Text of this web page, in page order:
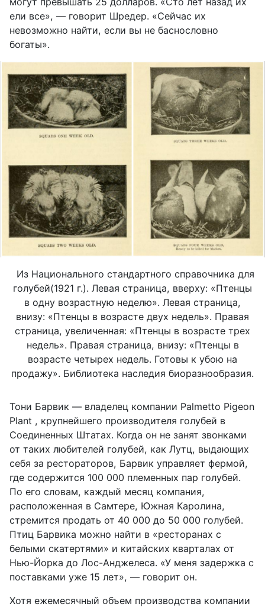
ели все», — говорит Шредер. «Сейчас их
невозможно найти, если вы не баснословно
богаты».
Из Национального стандартного справочника для
голубей(1921 г.). Левая страница, вверху: «Птенцы
в одну возрастную неделю». Левая страница,
внизу: «Птенцы в возрасте двух недель». Правая
страница, увеличенная: «Птенцы в возрасте трех
недель». Правая страница, внизу: «Птенцы в
возрасте четырех недель. Готовы к убою на
продажу». Библиотека наследия биоразнообразия.
Тони Барвик — владелец компании Palmetto Pigeon
Plant , крупнейшего производителя голубей в
Соединенных Штатах. Когда он не занят звонками
от таких любителей голубей, как Лутц, выдающих
себя за рестораторов, Барвик управляет фермой,
где содержится 100 000 племенных пар голубей.
По его словам, каждый месяц компания,
расположенная в Самтере, Южная Каролина,
стремится продать от 40 000 до 50 000 голубей.
Птиц Барвика можно найти в «ресторанах с
белыми скатертями» и китайских кварталах от
Нью-Йорка до Лос-Анджелеса. «У меня задержка с
поставками уже 15 лет», — говорит он.
Хотя ежемесячный объем производства компании